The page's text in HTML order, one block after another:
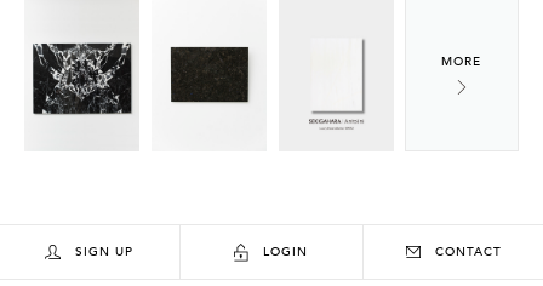
SIGN UP LOGIN CONTACT